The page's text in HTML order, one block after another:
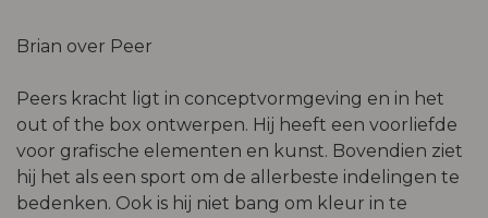
Brian over Peer
Peers kracht ligt in conceptvormgeving en in het
out of the box ontwerpen. Hij heeft een voorliefde
voor grafische elementen en kunst. Bovendien ziet
hij het als een sport om de allerbeste indelingen te
bedenken. Ook is hij niet bang om kleur in te